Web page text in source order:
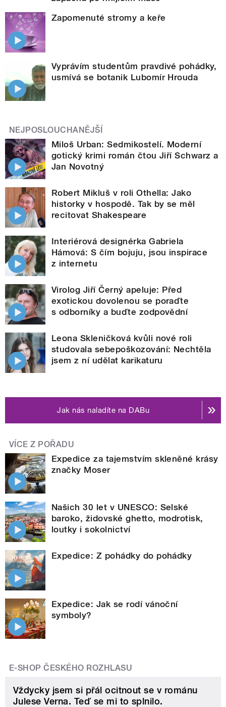
Zapomenuté stromy a keře
Vyprávím studentům pravdivé pohádky,
usmívá se botanik Lubomír Hrouda
NEJPOSLOUCHANĚJŠÍ
Miloš Urban: Sedmikostelí. Moderní
gotický krimi román čtou Jiří Schwarz a
Jan Novotný
Robert Mikluš v roli Othella: Jako
historky v hospodě. Tak by se měl
recitovat Shakespeare
Interiérová designérka Gabriela
Hámová: S čím bojuju, jsou inspirace
z internetu
Virolog Jiří Černý apeluje: Před
exotickou dovolenou se poraďte
s odborníky a buďte zodpovědní
Leona Skleničková kvůli nové roli
studovala sebepoškozování: Nechtěla
jsem z ní udělat karikaturu
Jak nás naladíte na DABu
VÍCE Z POŘADU
Expedice za tajemstvím skleněné krásy
značky Moser
Našich 30 let v UNESCO: Selské
baroko, židovské ghetto, modrotisk,
loutky i sokolnictví
Expedice: Z pohádky do pohádky
Expedice: Jak se rodí vánoční
symboly?
E-SHOP ČESKÉHO ROZHLASU
Vždycky jsem si přál ocitnout se v románu
Julese Verna. Teď se mi to splnilo.